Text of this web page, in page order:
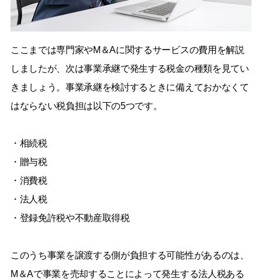
ここまでは専門家やM＆Aに関するサービスの費用を解説
しましたが、次は事業承継で発生する税金の種類を見てい
きましょう。事業承継を検討するときに備えておかなくて
はならない税負担は以下の5つです。
・相続税
・贈与税
・消費税
・法人税
・登録免許税や不動産取得税
このうち事業を譲渡する側が負担する可能性があるのは、
M＆Aで事業を売却することによって発生する法人税ある